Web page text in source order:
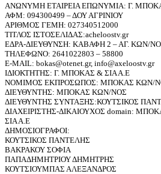
ΑΝΩΝΥΜΗ ΕΤΑΙΡΕΙΑ ΕΠΩΝΥΜΙΑ: Γ.
ΑΦΜ: 094300499 – ΔΟΥ ΑΓΡΙΝΙΟΥ
ΑΡΙΘΜΟΣ ΓΕΜΗ: 027340512000
ΤΙΤΛΟΣ ΙΣΤΟΣΕΛΙΔΑΣ:acheloostv.gr
ΕΔΡΑ-ΔΙΕΥΘΥΝΣΗ: ΚΑΒΑΦΗ 2 – ΑΓ. ΚΩΝ/
ΤΗΛΕΦΩΝΟ: 2641022803 – 58800
E-MAIL: bokas@otenet.gr, info@axeloostv.gr
ΙΔΙΟΚΤΗΤΗΣ: Γ. ΜΠΟΚΑΣ & ΣΙΑ Α.Ε
ΝΟΜΙΜΟΣ ΕΚΠΡΟΣΩΠΟΣ: ΜΠΟΚΑΣ ΚΩΝ/
ΔΙΕΥΘΥΝΤΗΣ: ΜΠΟΚΑΣ ΚΩΝ/ΝΟΣ
ΔΙΕΥΘΥΝΤΗΣ ΣΥΝΤΑΞΗΣ:ΚΟΥΤΣΙΚΟΣ
ΔΙΑΧΕΙΡΙΣΤΗΣ-ΔΙΚΑΙΟΥΧΟΣ domain:
ΣΙΑ Α.Ε
ΔΗΜΟΣΙΟΓΡΑΦΟΙ:
ΚΟΥΤΣΙΚΟΣ ΠΑΝΤΕΛΗΣ
ΒΑΚΡΑΚΟΥ ΣΟΦΙΑ
ΠΑΠΑΔΗΜΗΤΡΙΟΥ ΔΗΜΗΤΡΗΣ
ΚΟΥΤΣΙΟΥΜΠΑΣ ΑΛΕΞΑΝΔΡΟΣ